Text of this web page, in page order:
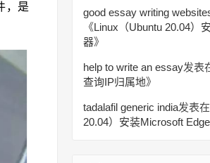
，是
good essay writing
《Linux（Ubuntu 20.04）
器》
help to write an essay发表
查询IP归属地》
tadalafil generic india发表
20.04）安装Microsoft